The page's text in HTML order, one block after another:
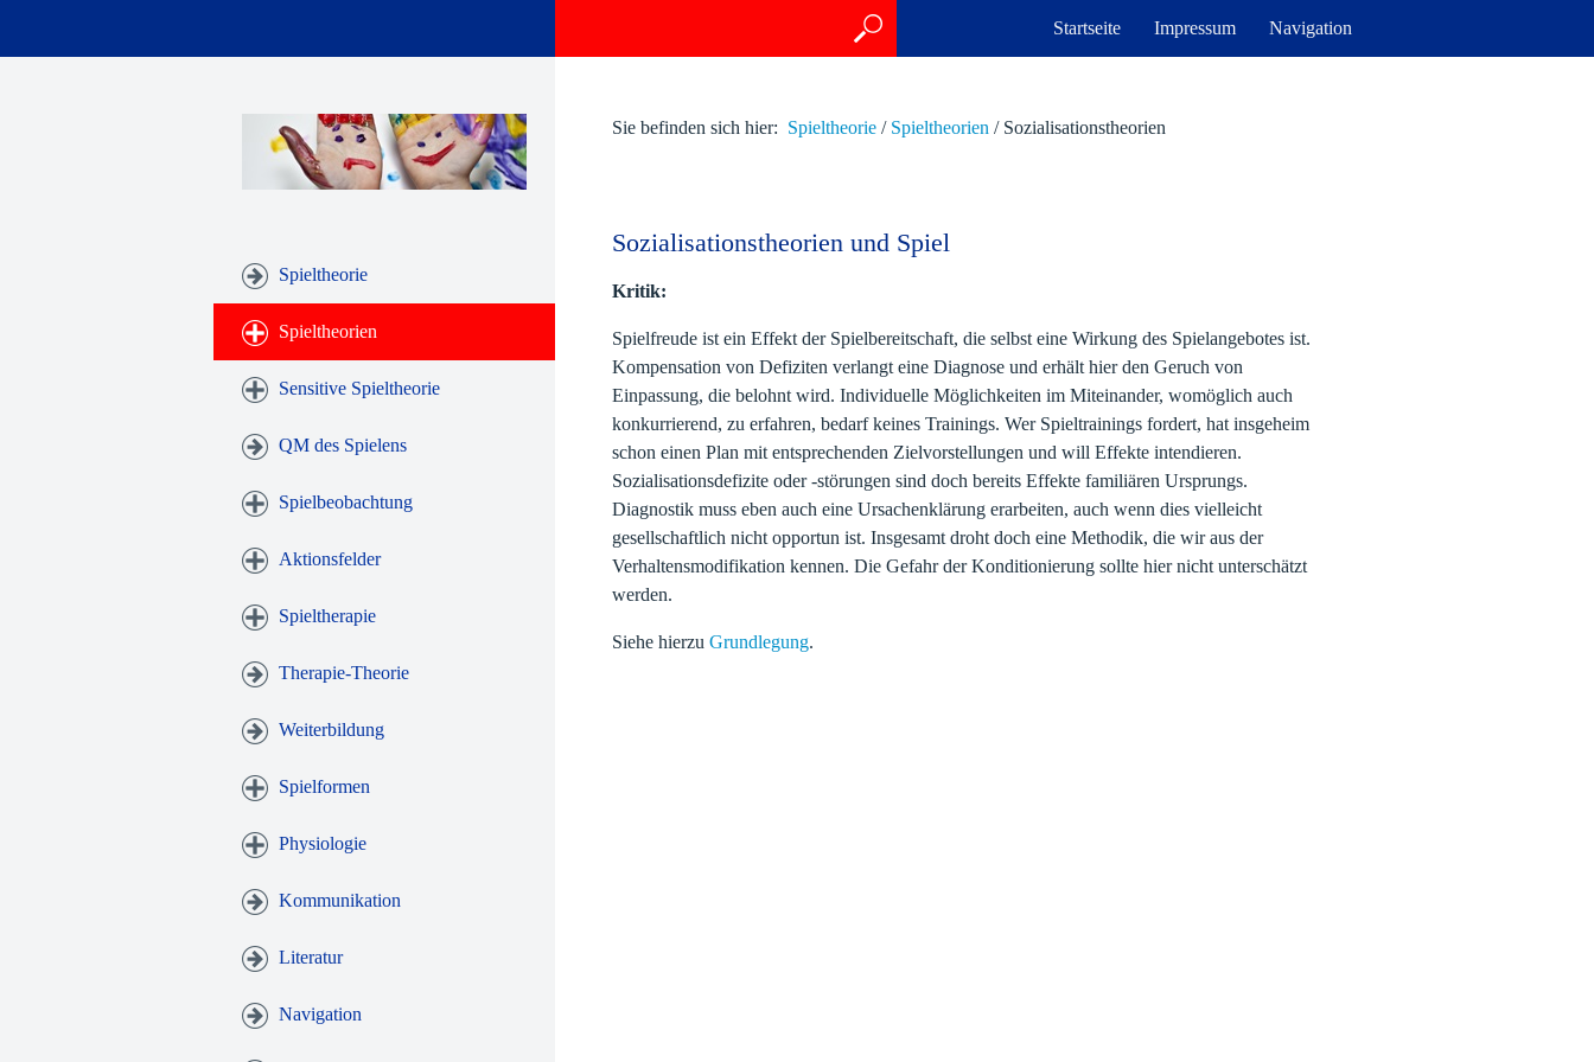
Startseite Impressum Navigation
Spieltheorie
Spieltheorien
Sensitive Spieltheorie
QM des Spielens
Spielbeobachtung
Aktionsfelder
Spieltherapie
Therapie-Theorie
Weiterbildung
Spielformen
Physiologie
Kommunikation
Literatur
Navigation
Sie befinden sich hier: Spieltheorie / Spieltheorien / Sozialisationstheorien
Sozialisationstheorien und Spiel
Kritik:
Spielfreude ist ein Effekt der Spielbereitschaft, die selbst eine Wirkung des Spielangebotes ist.
Kompensation von Defiziten verlangt eine Diagnose und erhält hier den Geruch von
Einpassung, die belohnt wird. Individuelle Möglichkeiten im Miteinander, womöglich auch
konkurrierend, zu erfahren, bedarf keines Trainings. Wer Spieltrainings fordert, hat insgeheim
schon einen Plan mit entsprechenden Zielvorstellungen und will Effekte intendieren.
Sozialisationsdefizite oder -störungen sind doch bereits Effekte familiären Ursprungs.
Diagnostik muss eben auch eine Ursachenklärung erarbeiten, auch wenn dies vielleicht
gesellschaftlich nicht opportun ist. Insgesamt droht doch eine Methodik, die wir aus der
Verhaltensmodifikation kennen. Die Gefahr der Konditionierung sollte hier nicht unterschätzt
werden.
Siehe hierzu Grundlegung.